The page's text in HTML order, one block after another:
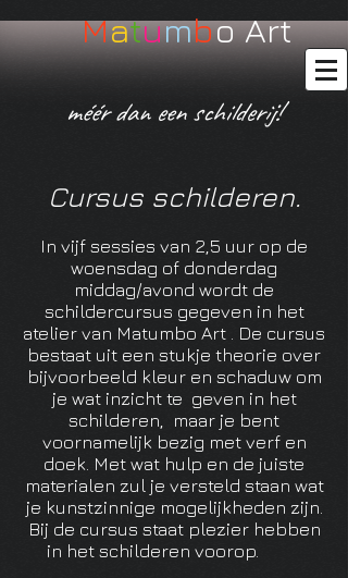
Matumbo Art
méér dan een schilderij!
Cursus schilderen.
In vijf sessies van 2,5 uur op de
woensdag of donderdag
middag/avond wordt de
schildercursus gegeven in het
atelier van Matumbo Art . De cursus
bestaat uit een stukje theorie over
bijvoorbeeld kleur en schaduw om
je wat inzicht te geven in het
schilderen, maar je bent
voornamelijk bezig met verf en
doek. Met wat hulp en de juiste
materialen zul je versteld staan wat
je kunstzinnige mogelijkheden zijn.
Bij de cursus staat plezier hebben
in het schilderen voorop.